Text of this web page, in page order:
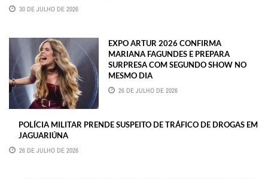
30 DE JULHO DE 2026
EXPO ARTUR 2026 CONFIRMA
MARIANA FAGUNDES E PREPARA
SURPRESA COM SEGUNDO SHOW NO
MESMO DIA
26 DE JULHO DE 2026
POLÍCIA MILITAR PRENDE SUSPEITO DE TRÁFICO DE DROGAS EM
JAGUARIÚNA
26 DE JULHO DE 2026